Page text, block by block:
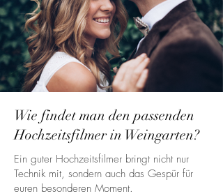
Wie findet man den passenden
Hochzeitsfilmer in Weingarten?
Ein guter Hochzeitsfilmer bringt nicht nur
Technik mit, sondern auch das Gespür für
euren besonderen Moment.